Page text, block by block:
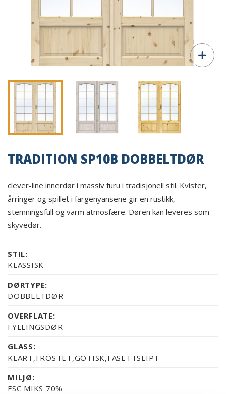
TRADITION SP10B DOBBELTDØR
clever-line innerdør i massiv furu i tradisjonell stil. Kvister,
årringer og spillet i fargenyansene gir en rustikk,
stemningsfull og varm atmosfære. Døren kan leveres som
skyvedør.
STIL:
KLASSISK
DØRTYPE:
DOBBELTDØR
OVERFLATE:
FYLLINGSDØR
GLASS:
KLART,FROSTET,GOTISK,FASETTSLIPT
MILJØ:
FSC MIKS 70%